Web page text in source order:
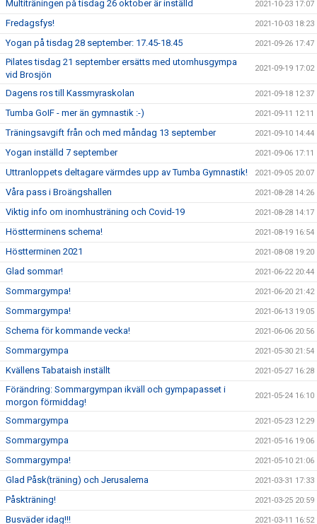
Multiträningen på tisdag 26 oktober är inställd 2021-10-23 17:07
Fredagsfys! 2021-10-03 18:23
Yogan på tisdag 28 september: 17.45-18.45 2021-09-26 17:47
Pilates tisdag 21 september ersätts med utomhusgympa
vid Brosjön
2021-09-19 17:02
Dagens ros till Kassmyraskolan 2021-09-18 12:37
Tumba GoIF - mer än gymnastik :-) 2021-09-11 12:11
Träningsavgift från och med måndag 13 september 2021-09-10 14:44
Yogan inställd 7 september 2021-09-06 17:11
Uttranloppets deltagare värmdes upp av Tumba Gymnastik! 2021-09-05 20:07
Våra pass i Broängshallen 2021-08-28 14:26
Viktig info om inomhusträning och Covid-19 2021-08-28 14:17
Höstterminens schema! 2021-08-19 16:54
Höstterminen 2021 2021-08-08 19:20
Glad sommar! 2021-06-22 20:44
Sommargympa! 2021-06-20 21:42
Sommargympa! 2021-06-13 19:05
Schema för kommande vecka! 2021-06-06 20:56
Sommargympa 2021-05-30 21:54
Kvällens Tabataish inställt 2021-05-27 16:28
Förändring: Sommargympan ikväll och gympapasset i
morgon förmiddag!
2021-05-24 16:10
Sommargympa 2021-05-23 12:29
Sommargympa 2021-05-16 19:06
Sommargympa! 2021-05-10 21:06
Glad Påsk(träning) och Jerusalema 2021-03-31 17:33
Påskträning! 2021-03-25 20:59
Busväder idag!!! 2021-03-11 16:52